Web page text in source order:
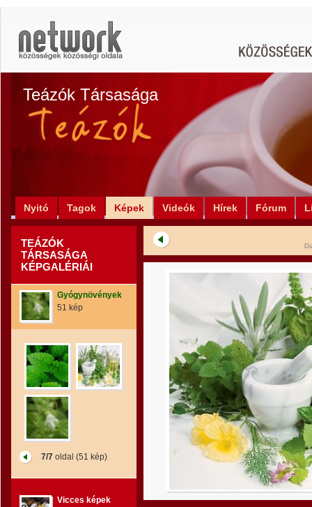
Teázók Társasága
Nyitó Tagok Képek Videók Hírek Fórum
TEÁZÓK
TÁRSASÁGA
KÉPGALÉRIÁI
Gyógynövények
51 kép
7/7oldal (51 kép)
Vicces képek